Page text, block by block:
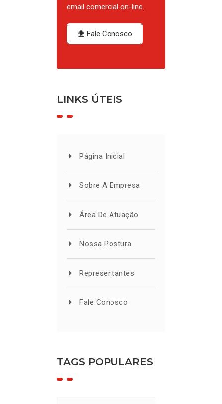
email comercial on-line.
Fale Conosco
LINKS ÚTEIS
Página Inicial
Sobre A Empresa
Área De Atuação
Nossa Postura
Representantes
Fale Conosco
TAGS POPULARES